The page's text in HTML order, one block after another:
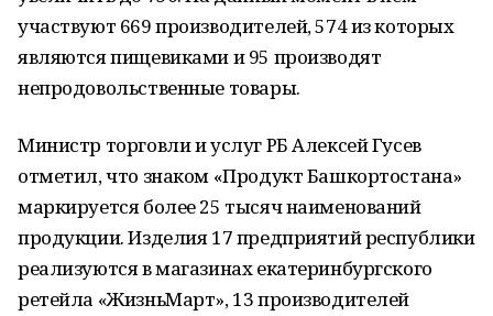
участвуют 669 производителей, 574 из которых
являются пищевиками и 95 производят
непродовольственные товары.
Министр торговли и услуг РБ Алексей Гусев
отметил, что знаком «Продукт Башкортостана»
маркируется более 25 тысяч наименований
продукции. Изделия 17 предприятий республики
реализуются в магазинах екатеринбургского
ретейла «ЖизньМарт», 13 производителей